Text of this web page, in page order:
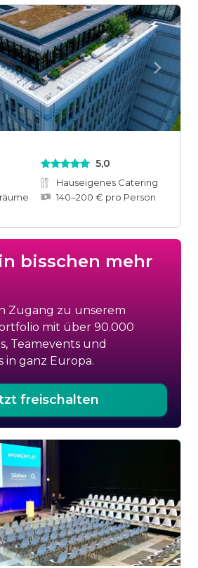
5,0
Hauseigenes Catering
140–200 € pro Person
bisschen mehr
Zugang zu unserem
mit über 90.000
Teamevents und
in ganz Europa.
freischalten